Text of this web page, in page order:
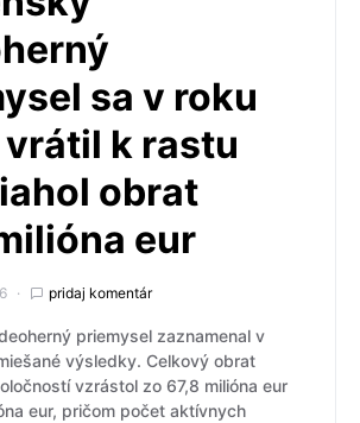
sa v roku
k rastu
obrat
eur
pridaj komentár
priemysel zaznamenal v
výsledky. Celkový obrat
vzrástol zo 67,8 milióna eur
eur, pričom počet aktívnych